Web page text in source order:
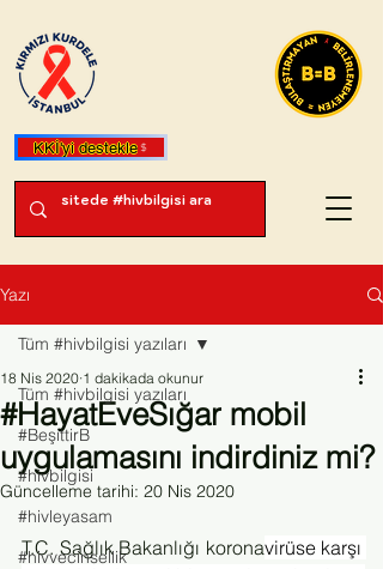
KKİ'yi destekle
Yazı
Tüm #hivbilgisi yazıları
#BeşittirB
#hivbilgisi
#hivleyasam
#hivvecinsellik
Tüm #hivbilgisi yazıları
#HayatEveSığar mobil
uygulamasını indirdiniz mi?
18 Nis 2020 1 dakikada okunur
Güncelleme tarihi: 20 Nis 2020
T.C. Sağlık Bakanlığı koronavirüse karşı